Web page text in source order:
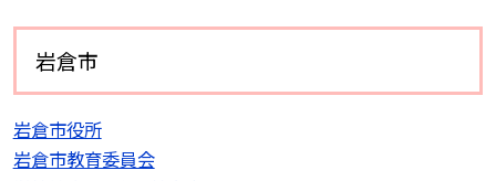
岩倉市
岩倉市役所
岩倉市教育委員会